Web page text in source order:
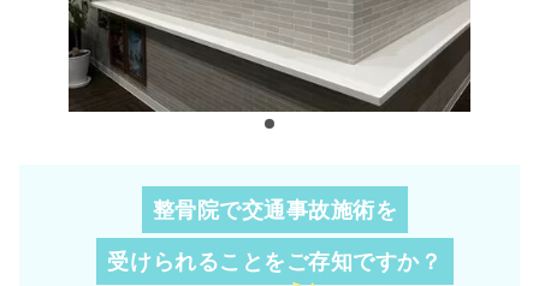
整骨院で交通事故施術を
受けられることをご存知ですか？